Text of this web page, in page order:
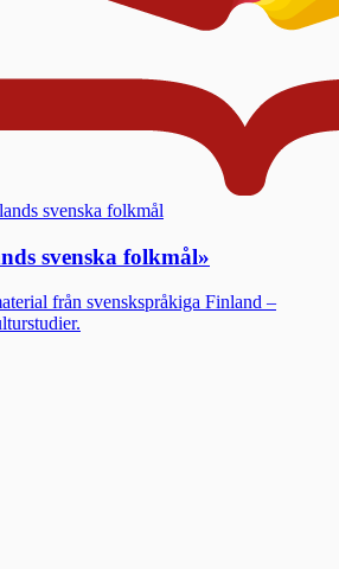
svenska folkmål
svenska folkmål»
från svenskspråkiga Finland –